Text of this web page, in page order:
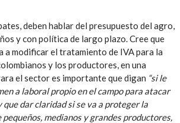
deben hablar del presupuesto del agro,
y con política de largo plazo. Cree que
a modificar el tratamiento de IVA para la
y los productores, en una
el sector es importante que digan “si le
a laboral propio en el campo para atacar
que dar claridad si se va a proteger la
medianos y grandes productores,